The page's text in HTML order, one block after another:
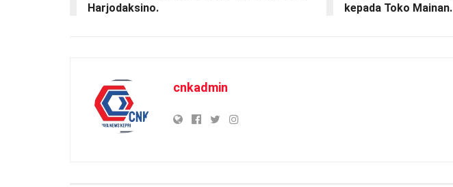
Harjodaksino.
kepada Toko Mainan.
cnkadmin